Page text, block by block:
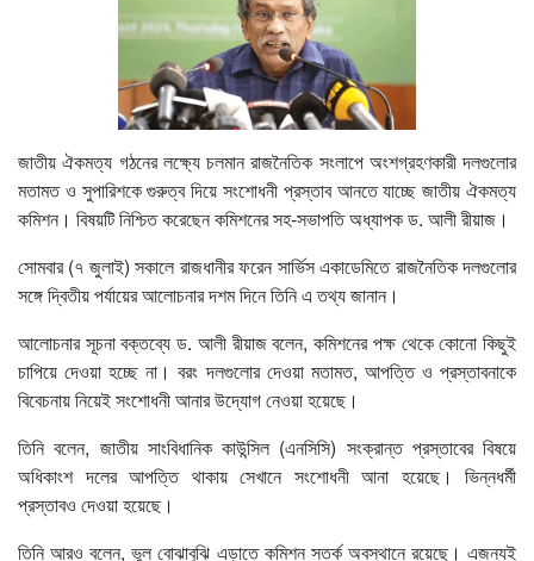
জাতীয় ঐকমত্য গঠনের লক্ষ্যে চলমান রাজনৈতিক সংলাপে অংশগ্রহণকারী দলগুলোর
মতামত ও সুপারিশকে গুরুত্ব দিয়ে সংশোধনী প্রস্তাব আনতে যাচ্ছে জাতীয় ঐকমত্য
কমিশন। বিষয়টি নিশ্চিত করেছেন কমিশনের সহ-সভাপতি অধ্যাপক ড. আলী রীয়াজ।
সোমবার (৭ জুলাই) সকালে রাজধানীর ফরেন সার্ভিস একাডেমিতে রাজনৈতিক দলগুলোর
সঙ্গে দ্বিতীয় পর্যায়ের আলোচনার দশম দিনে তিনি এ তথ্য জানান।
আলোচনার সূচনা বক্তব্যে ড. আলী রীয়াজ বলেন, কমিশনের পক্ষ থেকে কোনো কিছুই
চাপিয়ে দেওয়া হচ্ছে না। বরং দলগুলোর দেওয়া মতামত, আপত্তি ও প্রস্তাবনাকে
বিবেচনায় নিয়েই সংশোধনী আনার উদ্যোগ নেওয়া হয়েছে।
তিনি বলেন, জাতীয় সাংবিধানিক কাউন্সিল (এনসিসি) সংক্রান্ত প্রস্তাবের বিষয়ে
অধিকাংশ দলের আপত্তি থাকায় সেখানে সংশোধনী আনা হয়েছে। ভিন্নধর্মী
প্রস্তাবও দেওয়া হয়েছে।
তিনি আরও বলেন, ভুল বোঝাবুঝি এড়াতে কমিশন সতর্ক অবস্থানে রয়েছে। এজন্যই